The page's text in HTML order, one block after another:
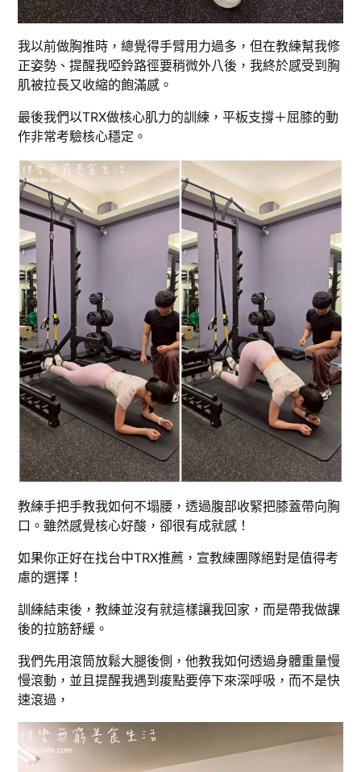
我以前做胸推時，總覺得手臂用力過多，但在教練幫我修
正姿勢、提醒我啞鈴路徑要稍微外八後，我終於感受到胸
肌被拉長又收縮的飽滿感。
最後我們以TRX做核心肌力的訓練，平板支撐＋屈膝的動
作非常考驗核心穩定。
教練手把手教我如何不塌腰，透過腹部收緊把膝蓋帶向胸
口。雖然感覺核心好酸，卻很有成就感！
如果你正好在找台中TRX推薦，宣教練團隊絕對是值得考
慮的選擇！
訓練結束後，教練並沒有就這樣讓我回家，而是帶我做課
後的拉筋舒緩。
我們先用滾筒放鬆大腿後側，他教我如何透過身體重量慢
慢滾動，並且提醒我遇到痠點要停下來深呼吸，而不是快
速滾過，